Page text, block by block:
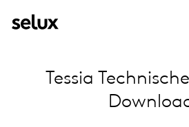
Tessia